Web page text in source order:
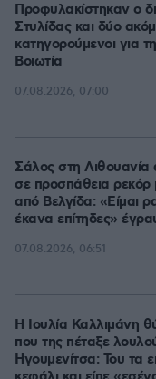
Προφυλακίστηκαν ο
Στυλίδας και δύο
κατηγορούμενοι για
Βοιωτία
07.08.2026, 07:00
Σάλος στη
σε προσπάθεια
από Βελγίδα: «Είμαι
έκανα επίτηδες»
07.08.2026, 06:51
Η Ιουλία Καλλιμάνη
που της πέταξε
Ηγουμενίτσα: Του τα